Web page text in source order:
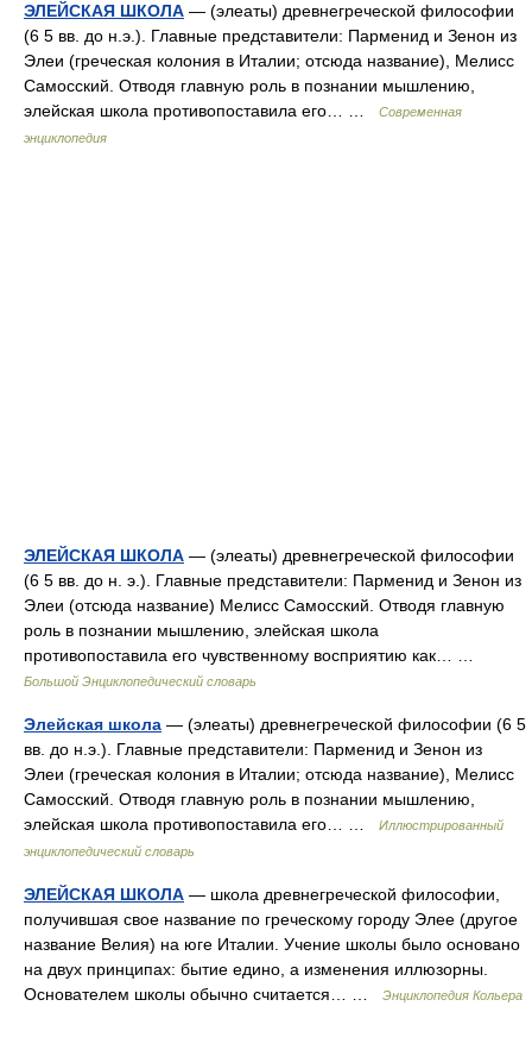
ЭЛЕЙСКАЯ ШКОЛА — (элеаты) древнегреческой философии
(6 5 вв. до н.э.). Главные представители: Парменид и Зенон из
Элеи (греческая колония в Италии; отсюда название), Мелисс
Самосский. Отводя главную роль в познании мышлению,
элейская школа противопоставила его… …
Современная
энциклопедия
ЭЛЕЙСКАЯ ШКОЛА — (элеаты) древнегреческой философии
(6 5 вв. до н. э.). Главные представители: Парменид и Зенон из
Элеи (отсюда название) Мелисс Самосский. Отводя главную
роль в познании мышлению, элейская школа
противопоставила его чувственному восприятию как… …
Большой Энциклопедический словарь
Элейская школа — (элеаты) древнегреческой философии (6 5
вв. до н.э.). Главные представители: Парменид и Зенон из
Элеи (греческая колония в Италии; отсюда название), Мелисс
Самосский. Отводя главную роль в познании мышлению,
элейская школа противопоставила его… …
Иллюстрированный
энциклопедический словарь
ЭЛЕЙСКАЯ ШКОЛА — школа древнегреческой философии,
получившая свое название по греческому городу Элее (другое
название Велия) на юге Италии. Учение школы было основано
на двух принципах: бытие едино, а изменения иллюзорны.
Основателем школы обычно считается… …
Энциклопедия Кольера